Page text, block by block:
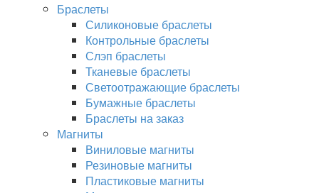
Браслеты
Силиконовые браслеты
Контрольные браслеты
Слэп браслеты
Тканевые браслеты
Светоотражающие браслеты
Бумажные браслеты
Браслеты на заказ
Магниты
Виниловые магниты
Резиновые магниты
Пластиковые магниты